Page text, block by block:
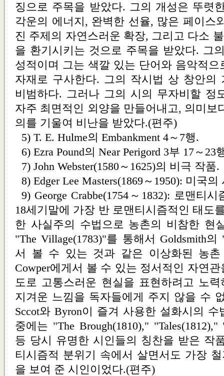
징으로 주목을 받았다. 그의 개성은 뚜렷
각운의 에너지, 완벽한 선율, 많은 페이스
진 주제의 자연스러운 확장, 그리고 다소
을 환기시키는 것으로 주목을 받았다. 그
성적이며 그는 색깔 있는 단어와 음악적
자재로 구사한다. 그의 작시법 상 창안의
비범하다. 그러나 그의 시의 무자비할 정
자주 최면적인 외양을 만들어내고, 의미보
의를 기울여 비난을 받았다.(편주)
5) T. E. Hulme의 Embankment 4～7행.
6) Ezra Pound의 Near Perigord 3부 17～23
7) John Webster(1580～1625)의 비극 작품.
8) Edger Lee Masters(1869～1950): 미국
9) George Crabbe(1754～1832): 로맨티
18세기말에 가장 반 로맨티시즘적인 태도
한 사실주의 수법으로 농촌의 비참한 현
"The Village(1783)"를 통해서 Goldsmith의
서 볼 수 있는 것과 같은 이상화된 농촌
Cowper에게서 볼 수 있는 정서적인 자연
도로 고통스러운 현실을 표현하려고 노
지겨운 느낌을 독자들에게 주지 않을 수
Sccot와 Byron이 즐겨 사용한 설화시의
중에는 "The Brough(1810),"
등 당시 유명한 시인들의 칭찬을 받은 작
티시즘적 분위기 속에서 살면서도 가장
을 보여 준 시인이었다.(편주)